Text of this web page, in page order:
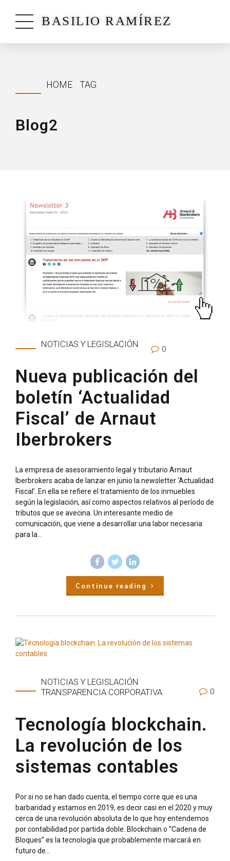
BASILIO RAMÍREZ
HOME TAG
Blog2
NOTICIAS Y LEGISLACIÓN 0
Nueva publicación del
boletín ‘Actualidad
Fiscal’ de Arnaut
Iberbrokers
La empresa de asesoramiento legal y tributario Arnaut
Iberbrokers acaba de lanzar en junio la newsletter ‘Actualidad
Fiscal’. En ella se refiere el tratamiento de los inmuebles
según la legislación, así como aspectos relativos al período de
tributos que se avecina. Un interesante medio de
comunicación, que viene a desarrollar una labor necesaria
para la...
Continue reading
NOTICIAS Y LEGISLACIÓN
TRANSPARENCIA CORPORATIVA
0
Tecnología blockchain.
La revolución de los
sistemas contables
Por si no se han dado cuenta, el tiempo corre que es una
barbaridad y estamos en 2019, es decir casi en el 2020 y muy
cerca de una revolución absoluta de lo que hoy entendemos
por contabilidad por partida doble. Blockchain o “Cadena de
Bloques” es la tecnología que probablemente marcará en
futuro de...